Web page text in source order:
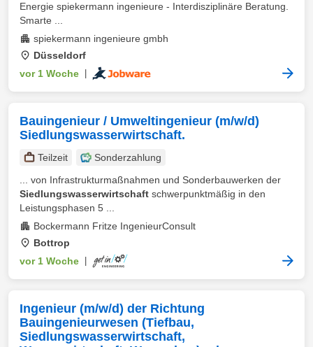
Energie spiekermann ingenieure - Interdisziplinäre Beratung.
Smarte ...
spiekermann ingenieure gmbh
Düsseldorf
vor 1 Woche
Bauingenieur / Umweltingenieur (m/w/d)
Siedlungswasserwirtschaft.
Teilzeit
Sonderzahlung
... von Infrastrukturmaßnahmen und Sonderbauwerken der
Siedlungswasserwirtschaft schwerpunktmäßig in den
Leistungsphasen 5 ...
Bockermann Fritze IngenieurConsult
Bottrop
vor 1 Woche
Ingenieur (m/w/d) der Richtung
Bauingenieurwesen (Tiefbau,
Siedlungswasserwirtschaft,